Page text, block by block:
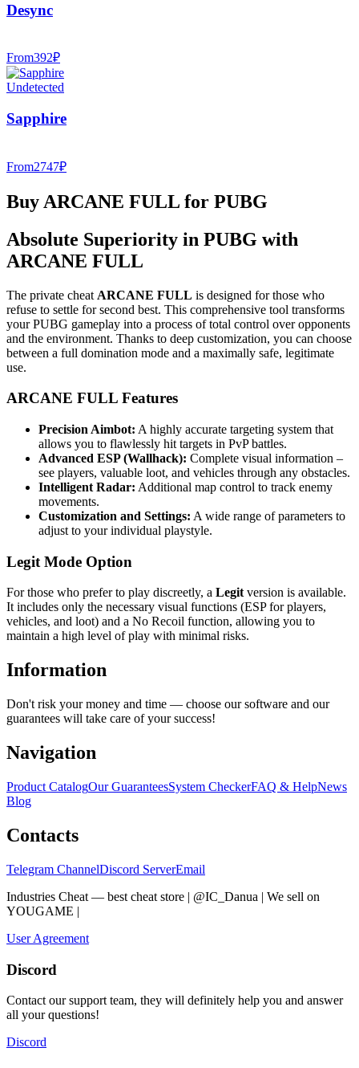
Desync
From392₽
Undetected
Sapphire
From2747₽
Buy ARCANE FULL for PUBG
Absolute Superiority in PUBG with
ARCANE FULL
The private cheat ARCANE FULL is designed for those who
refuse to settle for second best. This comprehensive tool transforms
your PUBG gameplay into a process of total control over opponents
and the environment. Thanks to deep customization, you can choose
between a full domination mode and a maximally safe, legitimate
use.
ARCANE FULL Features
Precision Aimbot: A highly accurate targeting system that
allows you to flawlessly hit targets in PvP battles.
Advanced ESP (Wallhack): Complete visual information –
see players, valuable loot, and vehicles through any obstacles.
Intelligent Radar: Additional map control to track enemy
movements.
Customization and Settings: A wide range of parameters to
adjust to your individual playstyle.
Legit Mode Option
For those who prefer to play discreetly, a Legitversion is available.
It includes only the necessary visual functions (ESP for players,
vehicles, and loot) and a No Recoil function, allowing you to
maintain a high level of play with minimal risks.
Information
Don't risk your money and time — choose our software and our
guarantees will take care of your success!
Navigation
Product CatalogOur GuaranteesSystem CheckerFAQ & HelpNews
Blog
Contacts
Telegram ChannelDiscord ServerEmail
Industries Cheat — best cheat store | @IC_Danua | We sell on
YOUGAME |
User Agreement
Discord
Contact our support team, they will definitely help you and answer
all your questions!
Discord